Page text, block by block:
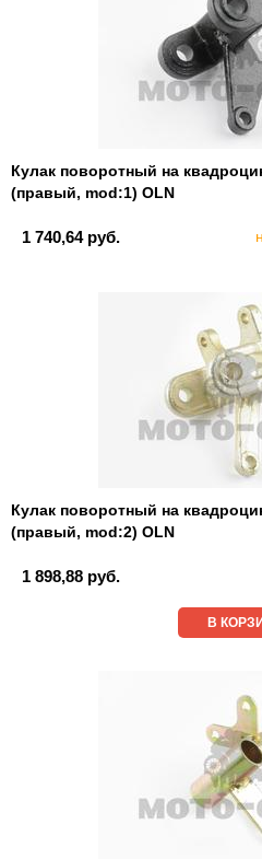
Кулак поворотный на
(правый, mod:1) OLN
1 740,64 руб.
Кулак поворотный на
(правый, mod:2) OLN
1 898,88 руб.
В